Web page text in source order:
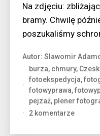
Na zdjęciu:
bramy. Chwilę
poszukaliśmy
Autor: Slawomir
burza, chmury,
fotoekspedycja,
fotowyprawa,
pejzaż, plener
2 komentarzedo
pod